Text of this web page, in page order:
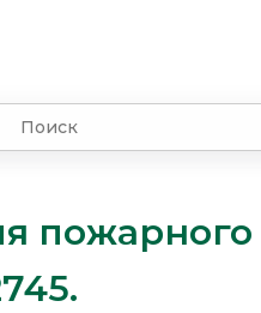
пожарного